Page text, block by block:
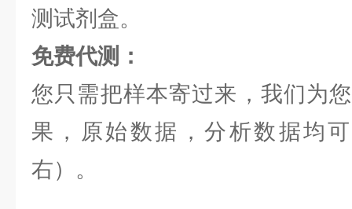
测试剂盒。
免费代测：
您只需把样本寄过来，我们为
果，原始数据，分析数据均
右）。